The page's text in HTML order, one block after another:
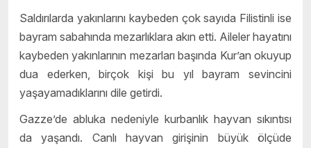
Saldırılarda yakınlarını kaybeden çok sayıda Filistinli ise
bayram sabahında mezarlıklara akın etti. Aileler hayatını
kaybeden yakınlarının mezarları başında Kur’an okuyup
dua ederken, birçok kişi bu yıl bayram sevincini
yaşayamadıklarını dile getirdi.
Gazze’de abluka nedeniyle kurbanlık hayvan sıkıntısı
da yaşandı. Canlı hayvan girişinin büyük ölçüde